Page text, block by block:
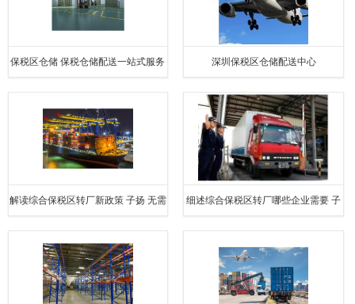
保税区仓储 保税仓储配送一站式服务 深圳保税区仓储配送中心
解读综合保税区转厂新政策 子扬 无需 细述综合保税区转厂哪些企业需要 子